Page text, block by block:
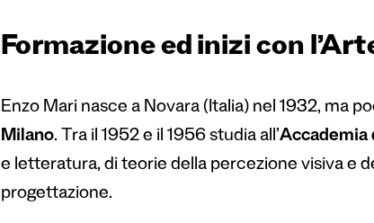
Formazione ed inizi con
Enzo Mari nasce a Novara (Italia) nel 1932, ma
Milano. Tra il 1952 e il 1956 studia all’Accademia
e letteratura, di teorie della percezione visiva e
progettazione.